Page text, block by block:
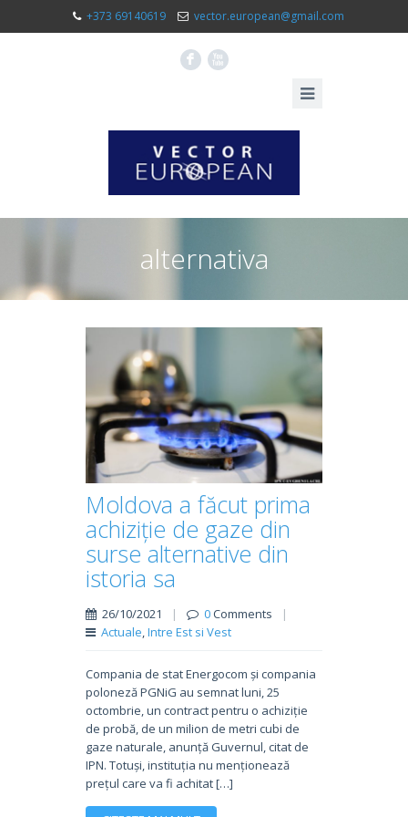
+373 69140619 vector.european@gmail.com
F X
alternativa
Moldova a făcut prima
achiziție de gaze din
surse alternative din
istoria sa
26/10/2021 | 0Comments
|
Actuale,Intre Est si Vest
Compania de stat Energocom și compania
poloneză PGNiG au semnat luni, 25
octombrie, un contract pentru o achiziție
de probă, de un milion de metri cubi de
gaze naturale, anunță Guvernul, citat de
IPN. Totuși, instituția nu menționează
prețul care va fi achitat […]